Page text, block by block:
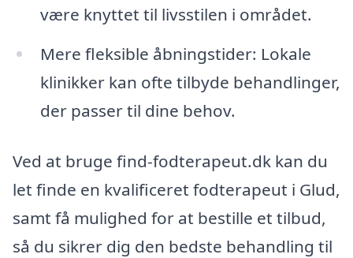
være knyttet til livsstilen i området.
Mere fleksible åbningstider: Lokale
klinikker kan ofte tilbyde behandlinger,
der passer til dine behov.
Ved at bruge find-fodterapeut.dk kan du
let finde en kvalificeret fodterapeut i Glud,
samt få mulighed for at bestille et tilbud,
så du sikrer dig den bedste behandling til